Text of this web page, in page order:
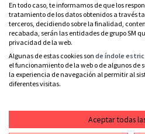
© Grupo
Política de
Política de
En todo caso, te informamos de que los
tratamiento de los datos obtenidos a través
terceros, decidiendo sobre la finalidad,
recabada, serán las entidades de grupo SM
privacidad de la web.
Algunas de estas cookies son de índole
el funcionamiento de la web o de algunos de
la experiencia de navegación al permitir al
diferentes visitas.
Aceptar todas